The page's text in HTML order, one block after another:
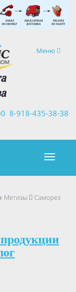
Навигация
Меню
8-918-435-38-38
×
Метизы
Саморез